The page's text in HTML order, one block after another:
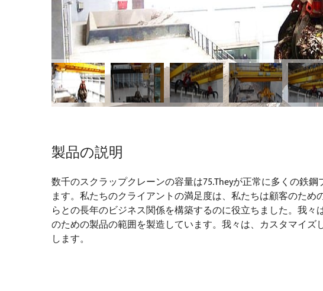
製品の説明
数千のスクラップクレーンの容量は75.Theyが正常に多くの鉄
ます。私たちのクライアントの満足度は、私たちは顧客のた
らとの長年のビジネス関係を構築するのに役立ちました。我
のための製品の範囲を製造しています。我々は、カスタマイ
します。